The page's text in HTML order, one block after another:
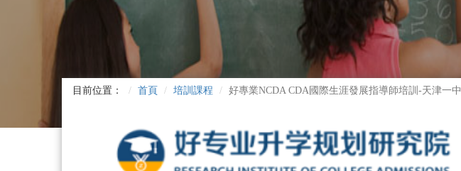
目前位置： 首頁 培訓課程 好專業NCDA CDA國際生涯發展指導師培訓-天津一中